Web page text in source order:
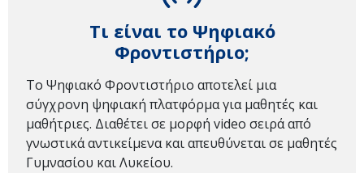
Τι είναι το Ψηφιακό
Φροντιστήριο;
Το Ψηφιακό Φροντιστήριο αποτελεί μια
σύγχρονη ψηφιακή πλατφόρμα για μαθητές και
μαθήτριες. Διαθέτει σε μορφή video σειρά από
γνωστικά αντικείμενα και απευθύνεται σε μαθητές
Γυμνασίου και Λυκείου.